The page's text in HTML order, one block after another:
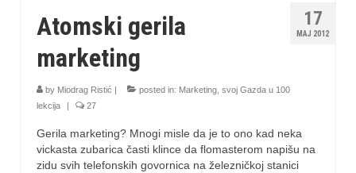
17
MAJ 2012
Atomski gerila
marketing
by Miodrag Ristić posted in: Marketing svoj Gazda u 100
lekcija
27
Gerila marketing? Mnogi misle da je to ono kad neka
vickasta zubarica časti klince da flomasterom napišu na
zidu svih telefonskih govornica na železničkoj stanici